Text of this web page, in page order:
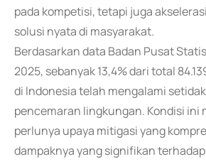
pada kompetisi, tetapi juga
solusi nyata di masyarakat.
Berdasarkan data Badan Pusat
2025, sebanyak 13,4% dari total
di Indonesia telah mengalami
pencemaran lingkungan. Kondisi ini
perlunya upaya mitigasi yang
dampaknya yang signifikan